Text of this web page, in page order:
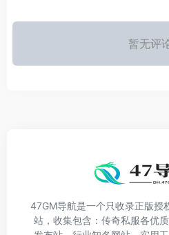
暂无评
47GM导航是一个只收录正版授
站，收集包含：传奇私服各优